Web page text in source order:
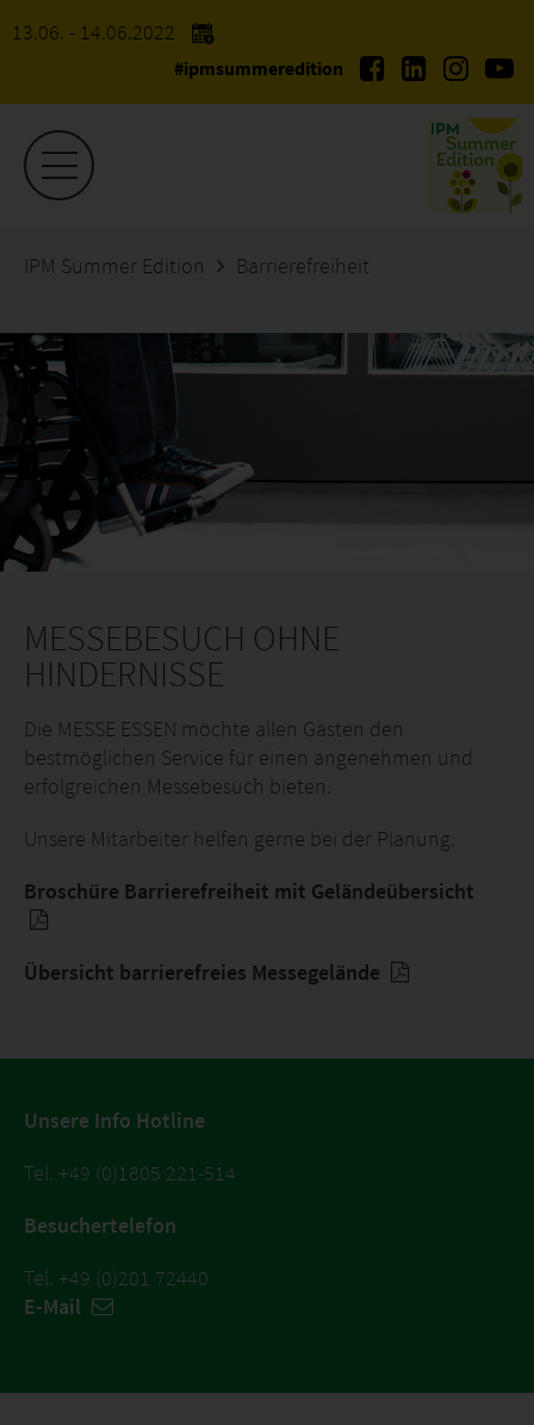
13.06. - 14.06.2022
#ipmsummeredition
IPM Summer Edition Barrierefreiheit
MESSEBESUCH OHNE
HINDERNISSE
Die MESSE ESSEN möchte allen Gästen den
bestmöglichen Service für einen angenehmen und
erfolgreichen Messebesuch bieten.
Unsere Mitarbeiter helfen gerne bei der Planung.
Broschüre Barrierefreiheit mit Geländeübersicht
Übersicht barrierefreies Messegelände
Unsere Info Hotline
Tel. +49 (0)1805 221-514
Besuchertelefon
Tel. +49 (0)201 72440
E-Mail